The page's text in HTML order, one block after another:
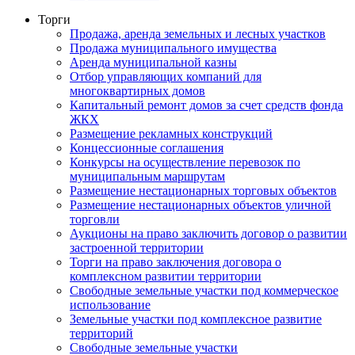
Торги
Продажа, аренда земельных и лесных участков
Продажа муниципального имущества
Аренда муниципальной казны
Отбор управляющих компаний для
многоквартирных домов
Капитальный ремонт домов за счет средств фонда
ЖКХ
Размещение рекламных конструкций
Концессионные соглашения
Конкурсы на осуществление перевозок по
муниципальным маршрутам
Размещение нестационарных торговых объектов
Размещение нестационарных объектов уличной
торговли
Аукционы на право заключить договор о развитии
застроенной территории
Торги на право заключения договора о
комплексном развитии территории
Свободные земельные участки под коммерческое
использование
Земельные участки под комплексное развитие
территорий
Свободные земельные участки